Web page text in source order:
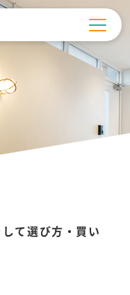
て選び方・買い